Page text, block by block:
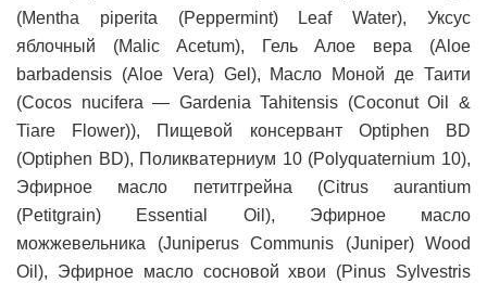
(Mentha piperita (Peppermint) Leaf Water), Уксус
яблочный (Malic Acetum), Гель Алое вера (Aloe
barbadensis (Aloe Vera) Gel), Масло Моной де Таити
(Cocos nucifera — Gardenia Tahitensis (Coconut Oil &
Tiare Flower)), Пищевой консервант Optiphen BD
(Optiphen BD), Поликватерниум 10 (Polyquaternium 10),
Эфирное масло петитгрейна (Citrus aurantium
(Petitgrain) Essential Oil), Эфирное масло
можжевельника (Juniperus Communis (Juniper) Wood
Oil), Эфирное масло сосновой хвои (Pinus Sylvestris